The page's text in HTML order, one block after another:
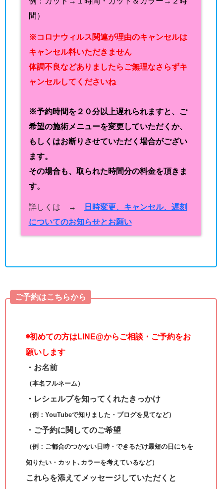
間）
※コロナウィルス関連が理由のキャンセルは
キャンセル料いただきません
体調不良などありましたらご無理なさらずキ
ャンセルしてくださいね
※予約時間を２０分以上遅れられますと、ご
希望の施術メニューを変更していただくか、
もしくはお断りさせていただく場合がござい
ます。
その場合も、取られた時間分の料金を頂きま
す。
詳しくは →
日時変更、キャンセル、遅刻
についてのお知らせとお願い
ご予約はこちらから
◉初めての方はLINE@からご相談・ご予約をお
願いします
・お名前
（本名フルネーム）
・レシェルブを知ってくれたきっかけ
（例：YouTubeで知りました・ブログを見てなど）
・ご予約に関してのご希望
（例：ご都合のつかない日時・できるだけ最短の日にちを
知りたい・カット､カラーを考えているなど）
これらを添えてメッセージしていただくと